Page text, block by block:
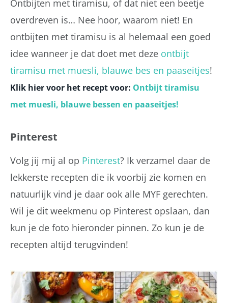
Ontbijten met tiramisu, of dat niet een beetje
overdreven is… Nee hoor, waarom niet! En
ontbijten met tiramisu is al helemaal een goed
idee wanneer je dat doet met deze ontbijt
tiramisu met muesli, blauwe bes en paaseitjes!
Klik hier voor het recept voor: Ontbijt tiramisu
met muesli, blauwe bessen en paaseitjes!
Pinterest
Volg jij mij al op Pinterest? Ik verzamel daar de
lekkerste recepten die ik voorbij zie komen en
natuurlijk vind je daar ook alle MYF gerechten.
Wil je dit weekmenu op Pinterest opslaan, dan
kun je de foto hieronder pinnen. Zo kun je de
recepten altijd terugvinden!